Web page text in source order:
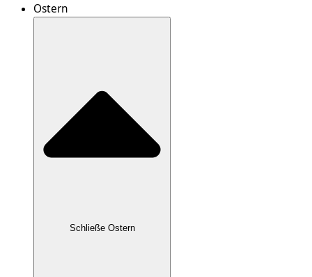
Ostern
Schließe Ostern